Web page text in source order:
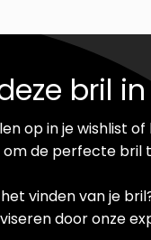
bril
op in je wishlist of
om de perfecte bril
vinden van je
door onze